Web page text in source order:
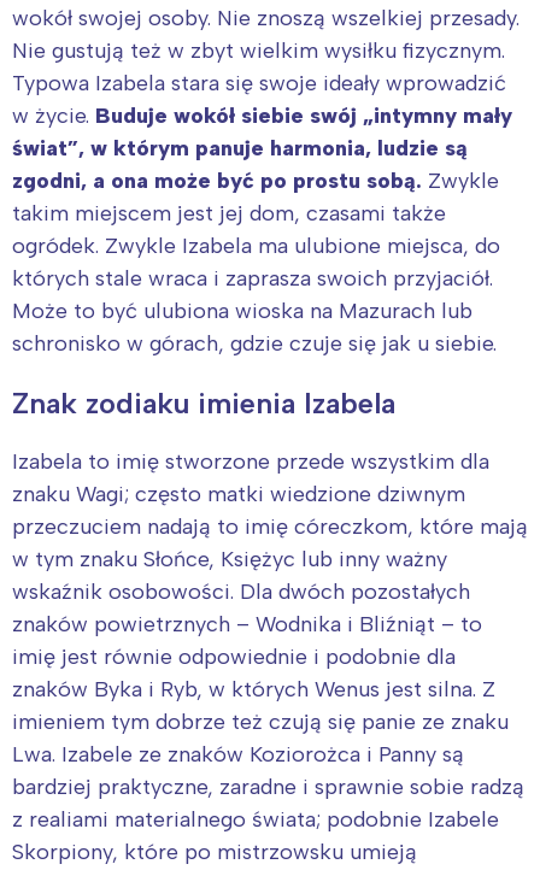
wokół swojej osoby. Nie znoszą wszelkiej przesady.
Nie gustują też w zbyt wielkim wysiłku fizycznym.
Typowa Izabela stara się swoje ideały wprowadzić
w życie. Buduje wokół siebie swój „intymny mały
świat”, w którym panuje harmonia, ludzie są
zgodni, a ona może być po prostu sobą. Zwykle
takim miejscem jest jej dom, czasami także
ogródek. Zwykle Izabela ma ulubione miejsca, do
których stale wraca i zaprasza swoich przyjaciół.
Może to być ulubiona wioska na Mazurach lub
schronisko w górach, gdzie czuje się jak u siebie.
Znak zodiaku imienia Izabela
Izabela to imię stworzone przede wszystkim dla
znaku Wagi; często matki wiedzione dziwnym
przeczuciem nadają to imię córeczkom, które mają
w tym znaku Słońce, Księżyc lub inny ważny
wskaźnik osobowości. Dla dwóch pozostałych
znaków powietrznych – Wodnika i Bliźniąt – to
imię jest równie odpowiednie i podobnie dla
znaków Byka i Ryb, w których Wenus jest silna. Z
imieniem tym dobrze też czują się panie ze znaku
Lwa. Izabele ze znaków Koziorożca i Panny są
bardziej praktyczne, zaradne i sprawnie sobie radzą
z realiami materialnego świata; podobnie Izabele
Skorpiony, które po mistrzowsku umieją